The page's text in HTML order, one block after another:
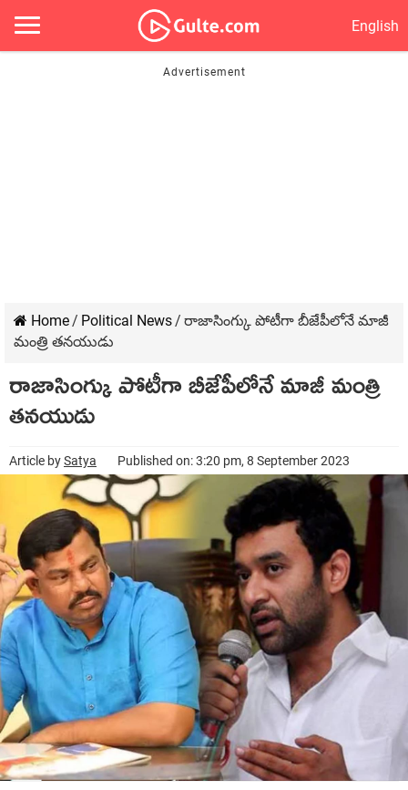
English
Home/ Political News/ రాజాసింగ్కు పోటీగా బీజేపీలోనే మాజీ
మంత్రి తనయుడు
రాజాసింగ్కు పోటీగా బీజేపీలోనే మాజీ మంత్రి
తనయుడు
Article bySatya Published on: 3:20 pm, 8 September 2023